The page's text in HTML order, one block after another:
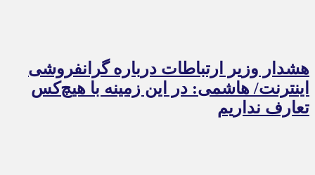
هشدار وزیر ارتباطات درباره گرانفروشی
اینترنت/ هاشمی: در این زمینه با هیچ‌کس
تعارف نداریم